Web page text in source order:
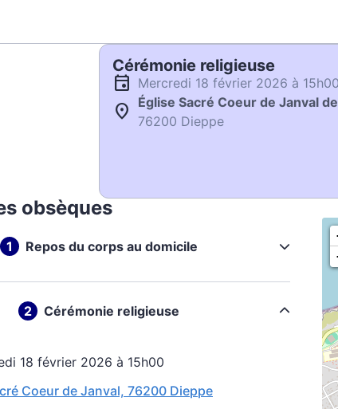
Cérémonie religieuse
mercredi 18 février 2026 à 15h00
Église Sacré Coeur de Janval
76200 Dieppe
obsèques
Repos du corps au domicile
Cérémonie religieuse
18 février 2026 à 15h00
Coeur de Janval, 76200 Dieppe